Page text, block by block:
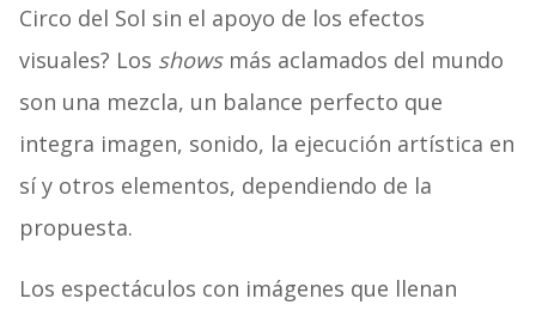
Circo del Sol sin el apoyo de los efectos
visuales? Los showsmás aclamados del mundo
son una mezcla, un balance perfecto que
integra imagen, sonido, la ejecución artística en
sí y otros elementos, dependiendo de la
propuesta.
Los espectáculos con imágenes que llenan